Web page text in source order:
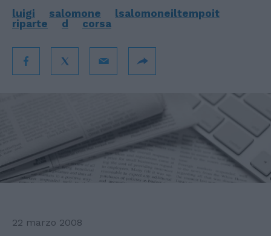
luigi salomone
lsalomoneiltempoit
riparte
d corsa
22 marzo 2008